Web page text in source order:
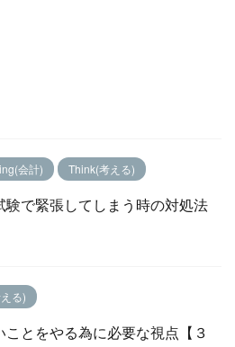
会計) Think(考える)
験で緊張してしまう時の対処法
る)
ことをやる為に必要な視点【３